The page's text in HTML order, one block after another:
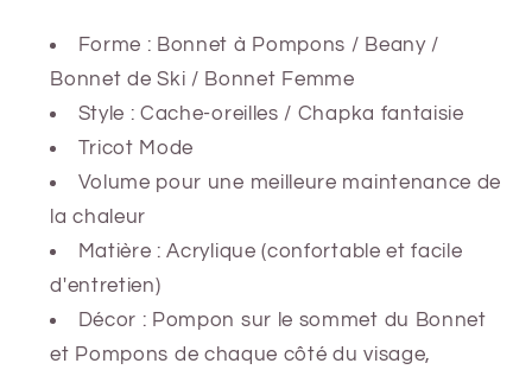
Forme : Bonnet à Pompons / Beany /
Bonnet de Ski / Bonnet Femme
Style : Cache-oreilles / Chapka fantaisie
Tricot Mode
Volume pour une meilleure maintenance de
la chaleur
Matière : Acrylique (confortable et facile
d'entretien)
Décor : Pompon sur le sommet du Bonnet
et Pompons de chaque côté du visage,